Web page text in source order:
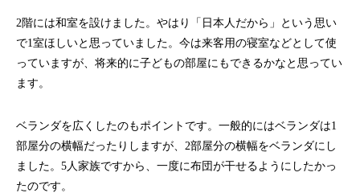
2階には和室を設けました。やはり「日本人だから」という思い
で1室ほしいと思っていました。今は来客用の寝室などとして使
っていますが、将来的に子どもの部屋にもできるかなと思ってい
ます。
ベランダを広くしたのもポイントです。一般的にはベランダは1
部屋分の横幅だったりしますが、2部屋分の横幅をベランダにし
ました。5人家族ですから、一度に布団が干せるようにしたかっ
たのです。